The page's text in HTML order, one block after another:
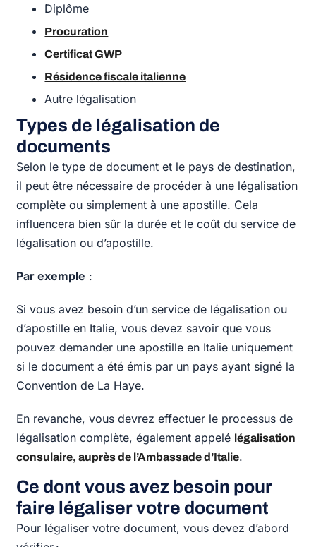
Diplôme
Procuration
Certificat GWP
Résidence fiscale italienne
Autre légalisation
Types de légalisation de
documents
Selon le type de document et le pays de destination,
il peut être nécessaire de procéder à une légalisation
complète ou simplement à une apostille. Cela
influencera bien sûr la durée et le coût du service de
légalisation ou d’apostille.
Par exemple :
Si vous avez besoin d’un service de légalisation ou
d’apostille en Italie, vous devez savoir que vous
pouvez demander une apostille en Italie uniquement
si le document a été émis par un pays ayant signé la
Convention de La Haye.
En revanche, vous devrez effectuer le processus de
légalisation complète, également appelé légalisation
consulaire, auprès de l’Ambassade d’Italie.
Ce dont vous avez besoin pour
faire légaliser votre document
Pour légaliser votre document, vous devez d’abord